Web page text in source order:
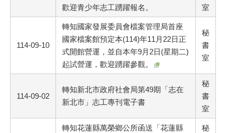
歡迎青少年志工踴躍報名。
室
114-09-10
轉知國家發展委員會檔案管理局首座
國家檔案館預定本(114)年11月22日正
式開館營運，並自本年9月2日(星期二)
起試營運，歡迎踴躍參觀。
秘
書
室
114-09-02
轉知新北市政府社會局第49期「志在
新北市」志工專刊電子書
秘
書
室
轉知花蓮縣萬榮鄉公所函送「花蓮縣
秘